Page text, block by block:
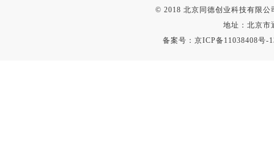
© 2018 北京同德创业科技有限
地址：北京市
备案号： 京ICP备11038408号-